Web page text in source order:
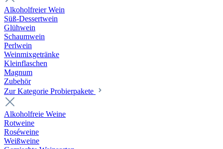
Alkoholfreier Wein
Süß-Dessertwein
Glühwein
Schaumwein
Perlwein
Weinmixgetränke
Kleinflaschen
Magnum
Zubehör
Zur Kategorie Probierpakete
Alkoholfreie Weine
Rotweine
Roséweine
Weißweine